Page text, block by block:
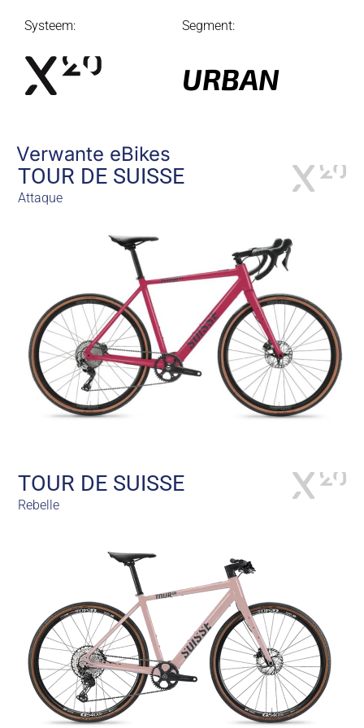
Systeem: Segment:
URBAN
Verwante eBikes
TOUR DE SUISSE
Attaque
TOUR DE SUISSE
Rebelle